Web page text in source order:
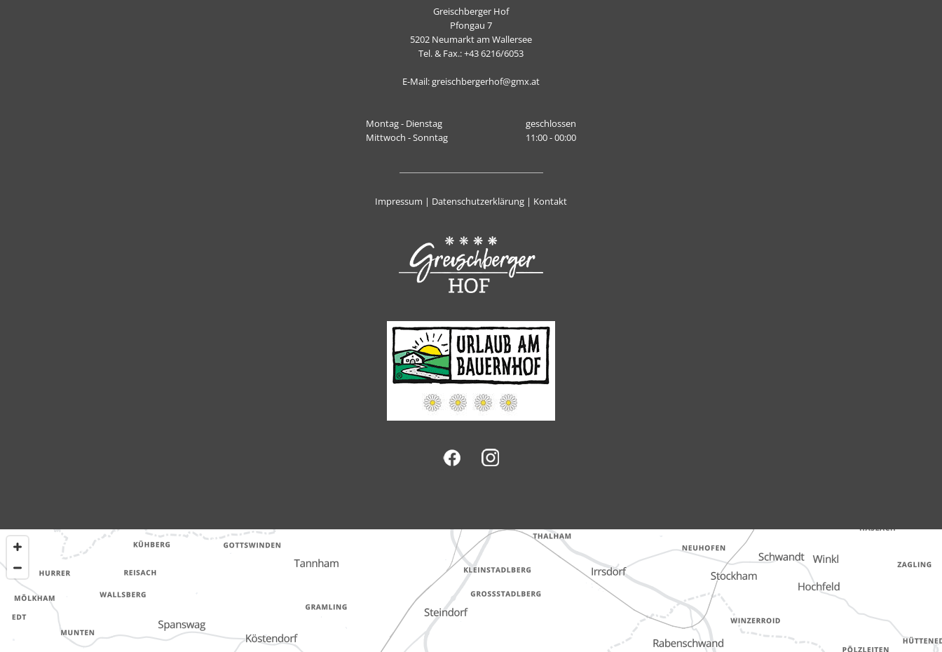
Greischberger Hof
Pfongau 7
5202 Neumarkt am Wallersee
Tel. & Fax.:+43 6216/6053
E-Mail:greischbergerhof@gmx.at
Montag - Dienstag
geschlossen
Mittwoch - Sonntag
11:00 - 00:00
Impressum | Datenschutzerklärung | Kontakt